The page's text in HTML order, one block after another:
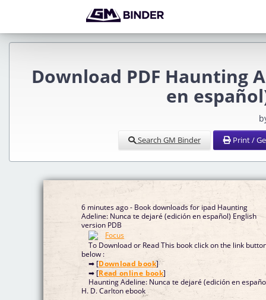
Download PDF Haunting
en
Search GM Binder Print /
6 minutes ago - Book downloads for ipad Haunting
Adeline: Nunca te dejaré (edición en español) English
version PDB
To Download or Read This book click on the link
below :
➡ [Download book]
➡ [Read online book]
Haunting Adeline: Nunca te dejaré (edición en
H. D. Carlton ebook